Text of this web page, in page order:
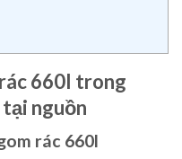
660l trong
nguồn
rác 660l